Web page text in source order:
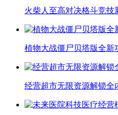
火柴人至高对决格斗竞技
植物大战僵尸贝塔版全新
经营超市无限资源解锁全